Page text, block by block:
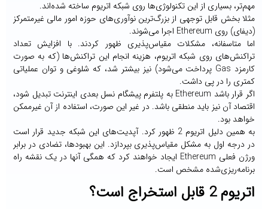
مهم‌تر، بسیاری از این تکنولوژی‌ها روی شبکه اتریوم ساخته شده‌اند.
مثلا بخش قابل توجهی از بزرگ‌ترین نوآوری‌های حوزه امور مالی غیرمتمرکز
(دیفای) روی Ethereum اجرا می‌شوند.
اما متاسفانه، مشکلات مقیاس‌پذیری ظهور کردند. با افزایش تعداد
تراکنش‌های روی شبکه اتریوم، هزینه انجام این تراکنش‌ها (که به صورت
کارمزد Gas پرداخت می‌شود) نیز بیشتر شد، که شلوغی و توان عملیاتی
کمتری را در پی داشت.
اگر قرار باشد Ethereum به پلتفرم پیشگام نسل بعدی اینترنت تبدیل شود،
اقتصاد آن نیز باید منطقی باشد. در غیر این صورت، استفاده از آن غیرممکن
خواهد بود.
به همین دلیل اتریوم 2 ظهور کرد. آپدیت‌های این شبکه جدید قرار است
در درجه اول به مشکل مقیاس‌پذیری بپردازد. این بهبودها، تضادی در برابر
ورژن فعلی Ethereum ایجاد خواهند کرد که همگی آنها در یک نقشه راه
برنامه‌ریزی‌شده مشخص است.
اتریوم 2 قابل استخراج است؟